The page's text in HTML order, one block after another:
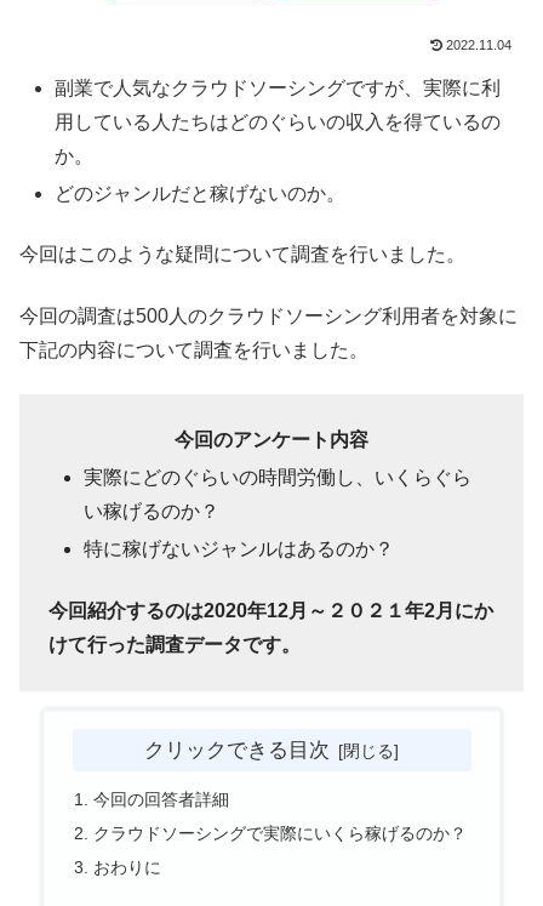
2022.11.04
副業で人気なクラウドソーシングですが、実際に利
用している人たちはどのぐらいの収入を得ているの
か。
どのジャンルだと稼げないのか。
今回はこのような疑問について調査を行いました。
今回の調査は500人のクラウドソーシング利用者を対象に
下記の内容について調査を行いました。
今回のアンケート内容
実際にどのぐらいの時間労働し、いくらぐら
い稼げるのか？
特に稼げないジャンルはあるのか？
今回紹介するのは2020年12月～２０２１年2月にか
けて行った調査データです。
クリックできる目次
今回の回答者詳細
クラウドソーシングで実際にいくら稼げるのか？
おわりに